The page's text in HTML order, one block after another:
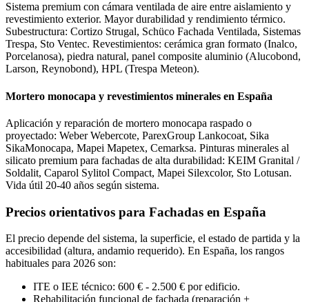
Sistema premium con cámara ventilada de aire entre aislamiento y
revestimiento exterior. Mayor durabilidad y rendimiento térmico.
Subestructura: Cortizo Strugal, Schüco Fachada Ventilada, Sistemas
Trespa, Sto Ventec. Revestimientos: cerámica gran formato (Inalco,
Porcelanosa), piedra natural, panel composite aluminio (Alucobond,
Larson, Reynobond), HPL (Trespa Meteon).
Mortero monocapa y revestimientos minerales en España
Aplicación y reparación de mortero monocapa raspado o
proyectado: Weber Webercote, ParexGroup Lankocoat, Sika
SikaMonocapa, Mapei Mapetex, Cemarksa. Pinturas minerales al
silicato premium para fachadas de alta durabilidad: KEIM Granital /
Soldalit, Caparol Sylitol Compact, Mapei Silexcolor, Sto Lotusan.
Vida útil 20-40 años según sistema.
Precios orientativos para Fachadas en España
El precio depende del sistema, la superficie, el estado de partida y la
accesibilidad (altura, andamio requerido). En España, los rangos
habituales para 2026 son:
ITE o IEE técnico: 600 € - 2.500 € por edificio.
Rehabilitación funcional de fachada (reparación +